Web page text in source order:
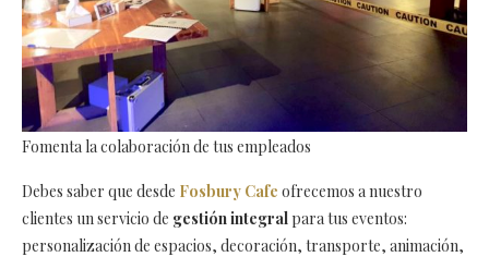
Fomenta la colaboración de tus empleados
Debes saber que desde Fosbury Cafe ofrecemos a nuestro
clientes un servicio de gestión integral para tus eventos:
personalización de espacios, decoración, transporte, animación,